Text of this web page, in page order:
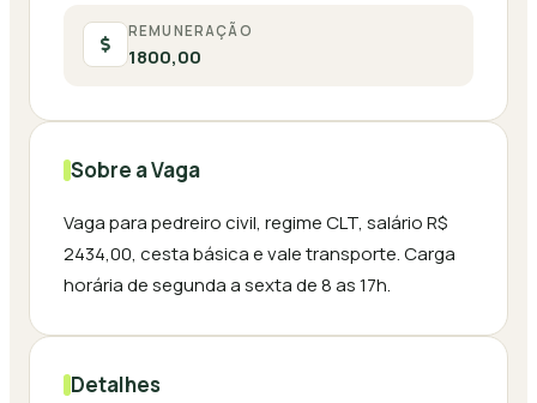
REMUNERAÇÃO
1800,00
Sobre a Vaga
Vaga para pedreiro civil, regime CLT, salário R$
2434,00, cesta básica e vale transporte. Carga
horária de segunda a sexta de 8 as 17h.
Detalhes